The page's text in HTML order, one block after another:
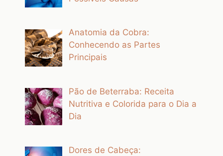
Anatomia da Cobra:
Conhecendo as Partes
Principais
Pão de Beterraba: Receita
Nutritiva e Colorida para o Dia a
Dia
Dores de Cabeça: